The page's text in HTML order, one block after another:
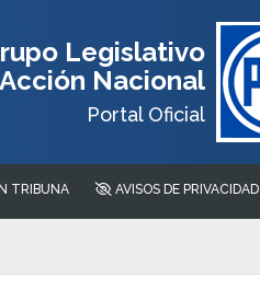
Legislativo
Nacional
Portal Oficial
TRIBUNA AVISOS DE PRIVACIDAD